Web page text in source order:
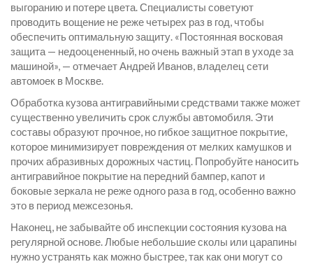
выгоранию и потере цвета. Специалисты советуют
проводить вощение не реже четырех раз в год, чтобы
обеспечить оптимальную защиту. «Постоянная восковая
защита — недооцененный, но очень важный этап в уходе за
машиной», — отмечает Андрей Иванов, владелец сети
автомоек в Москве.
Обработка кузова антигравийными средствами также может
существенно увеличить срок службы автомобиля. Эти
составы образуют прочное, но гибкое защитное покрытие,
которое минимизирует повреждения от мелких камушков и
прочих абразивных дорожных частиц. Попробуйте наносить
антигравийное покрытие на передний бампер, капот и
боковые зеркала не реже одного раза в год, особенно важно
это в период межсезонья.
Наконец, не забывайте об инспекции состояния кузова на
регулярной основе. Любые небольшие сколы или царапины
нужно устранять как можно быстрее, так как они могут со